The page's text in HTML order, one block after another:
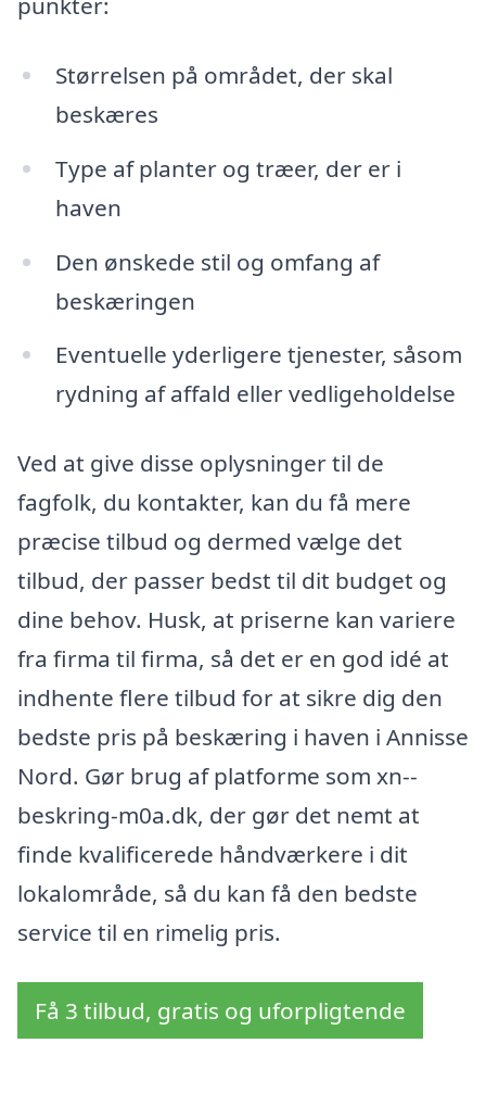
Størrelsen på området, der skal
beskæres
Type af planter og træer, der er i
haven
Den ønskede stil og omfang af
beskæringen
Eventuelle yderligere tjenester, såsom
rydning af affald eller vedligeholdelse
Ved at give disse oplysninger til de
fagfolk, du kontakter, kan du få mere
præcise tilbud og dermed vælge det
tilbud, der passer bedst til dit budget og
dine behov. Husk, at priserne kan variere
fra firma til firma, så det er en god idé at
indhente flere tilbud for at sikre dig den
bedste pris på beskæring i haven i Annisse
Nord. Gør brug af platforme som xn--
beskring-m0a.dk, der gør det nemt at
finde kvalificerede håndværkere i dit
lokalområde, så du kan få den bedste
service til en rimelig pris.
Få 3 tilbud, gratis og uforpligtende